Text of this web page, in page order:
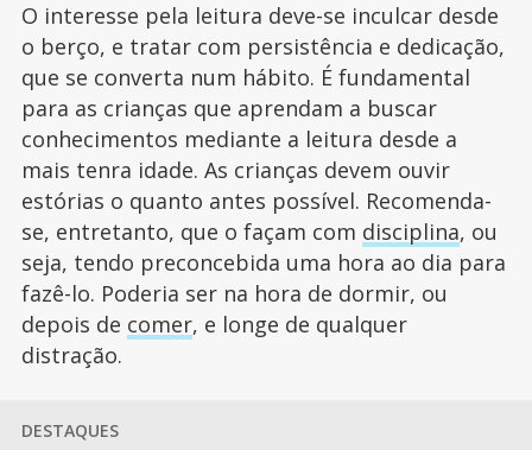
O interesse pela leitura deve-se inculcar desde
o berço, e tratar com persistência e dedicação,
que se converta num hábito. É fundamental
para as crianças que aprendam a buscar
conhecimentos mediante a leitura desde a
mais tenra idade. As crianças devem ouvir
estórias o quanto antes possível. Recomenda-
se, entretanto, que o façam com disciplina, ou
seja, tendo preconcebida uma hora ao dia para
fazê-lo. Poderia ser na hora de dormir, ou
depois de comer, e longe de qualquer
distração.
DESTAQUES